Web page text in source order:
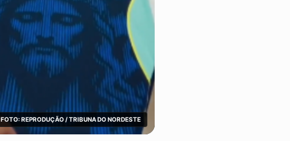
FOTO: REPRODUÇÃO / TRIBUNA DO NORDESTE